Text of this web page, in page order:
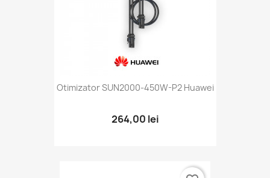
Otimizator SUN2000-450W-P2 Huawei
264,00 lei